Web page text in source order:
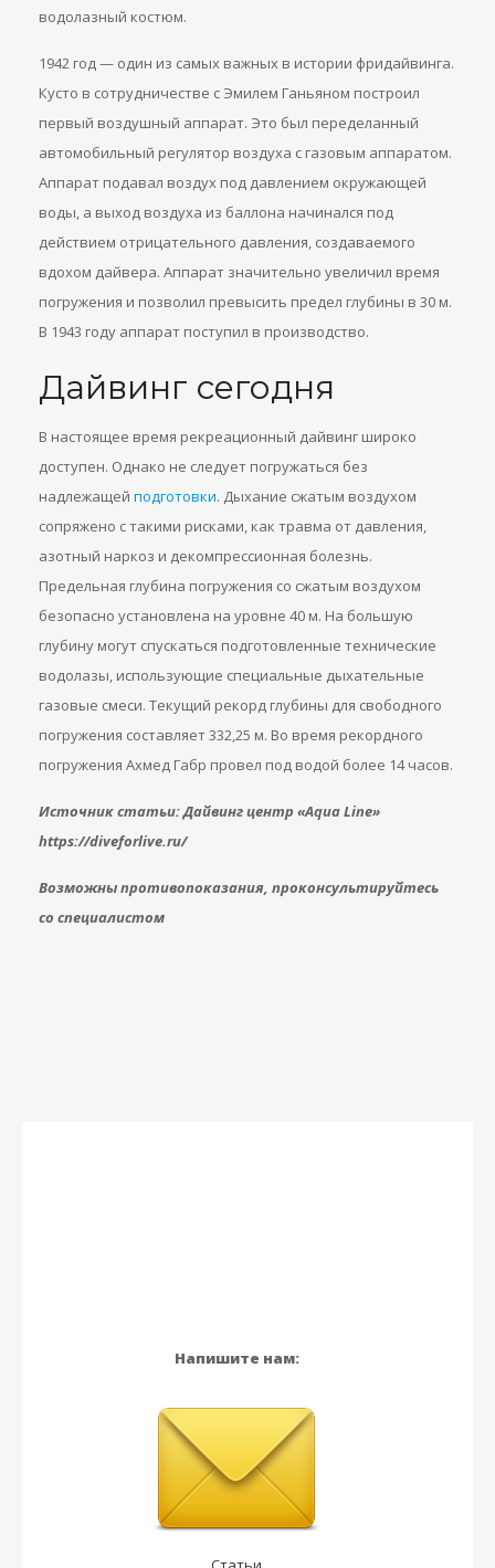
водолазный костюм.
1942 год — один из самых важных в истории фридайвинга.
Кусто в сотрудничестве с Эмилем Ганьяном построил
первый воздушный аппарат. Это был переделанный
автомобильный регулятор воздуха с газовым аппаратом.
Аппарат подавал воздух под давлением окружающей
воды, а выход воздуха из баллона начинался под
действием отрицательного давления, создаваемого
вдохом дайвера. Аппарат значительно увеличил время
погружения и позволил превысить предел глубины в 30 м.
В 1943 году аппарат поступил в производство.
Дайвинг сегодня
В настоящее время рекреационный дайвинг широко
доступен. Однако не следует погружаться без
надлежащей подготовки. Дыхание сжатым воздухом
сопряжено с такими рисками, как травма от давления,
азотный наркоз и декомпрессионная болезнь.
Предельная глубина погружения со сжатым воздухом
безопасно установлена на уровне 40 м. На большую
глубину могут спускаться подготовленные технические
водолазы, использующие специальные дыхательные
газовые смеси. Текущий рекорд глубины для свободного
погружения составляет 332,25 м. Во время рекордного
погружения Ахмед Габр провел под водой более 14 часов.
Источник статьи: Дайвинг центр «Aqua Line»
https://diveforlive.ru/
Возможны противопоказания, проконсультируйтесь
со специалистом
Напишите нам: